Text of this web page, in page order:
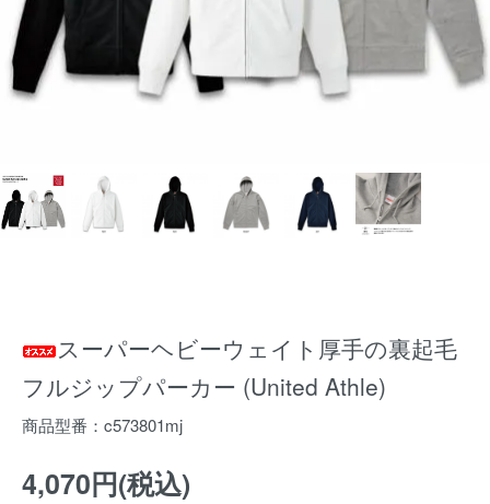
スーパーヘビーウェイト厚手の裏起毛
フルジップパーカー (United Athle)
商品型番：c573801mj
4,070円(税込)